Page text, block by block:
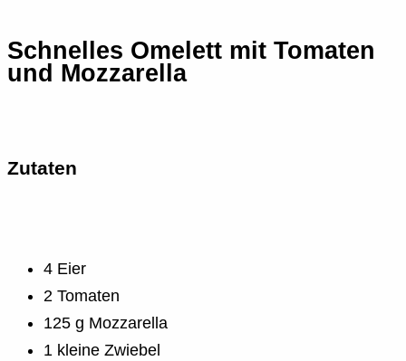
Schnelles Omelett mit Tomaten
und Mozzarella
Zutaten
4 Eier
2 Tomaten
125 g Mozzarella
1 kleine Zwiebel